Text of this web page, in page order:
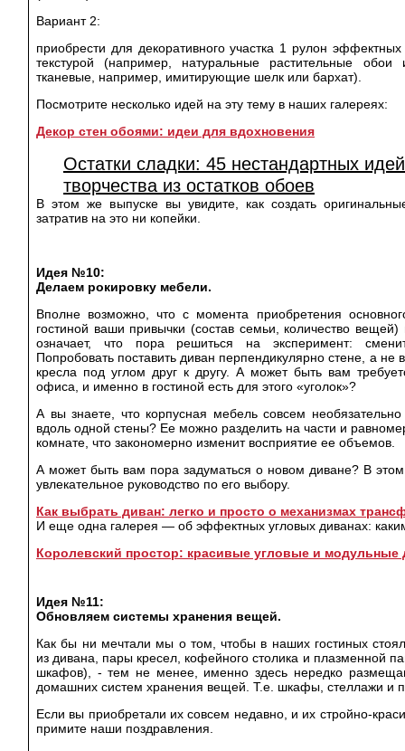
Вариант 2:
приобрести для декоративного участка 1 рулон
текстурой (например, натуральные растительные
тканевые, например, имитирующие шелк или бархат).
Посмотрите несколько идей на эту тему в наших галереях:
Декор стен обоями: идеи для вдохновения
Остатки сладки: 45 нестандартных
творчества из остатков обоев
В этом же выпуске вы увидите, как создать
затратив на это ни копейки.
Идея №10:
Делаем рокировку мебели.
Вполне возможно, что с момента приобретения
гостиной ваши привычки (состав семьи, количество
означает, что пора решиться на эксперимент:
Попробовать поставить диван перпендикулярно стене, а не
кресла под углом друг к другу. А может быть вам
офиса, и именно в гостиной есть для этого «уголок»?
А вы знаете, что корпусная мебель совсем
вдоль одной стены? Ее можно разделить на части и
комнате, что закономерно изменит восприятие ее объемов.
А может быть вам пора задуматься о новом диване? В
увлекательное руководство по его выбору.
Как выбрать диван: легко и просто о механизмах
И еще одна галерея — об эффектных угловых диванах:
Королевский простор: красивые угловые и модульные
Идея №11:
Обновляем системы хранения вещей.
Как бы ни мечтали мы о том, чтобы в наших гостиных
из дивана, пары кресел, кофейного столика и плазменной
шкафов), - тем не менее, именно здесь нередко
домашних систем хранения вещей. Т.е. шкафы, стеллажи и
Если вы приобретали их совсем недавно, и их стройно-
примите наши поздравления.